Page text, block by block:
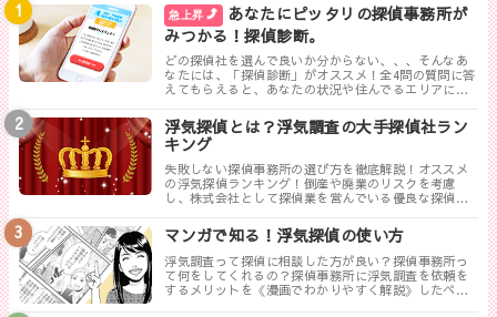
急上昇
あなたにピッタリの探偵事務所が
みつかる！探偵診断。
どの探偵社を選んで良いか分からない、、、そんなあ
なたには、「探偵診断」がオススメ！全4問の質問に答
えてもらえると、あなたの状況や住んでるエリアに対
つけることができます。
浮気探偵とは？浮気調査の大手探偵社ラン
キング
失敗しない探偵事務所の選び方を徹底解説！オススメ
の浮気探偵ランキング！倒産や廃業のリスクを考慮
し、株式会社として探偵業を営んでいる優良な探偵事
らに高い調査力が評判の探偵事務所を厳選しました。
マンガで知る！浮気探偵の使い方
浮気調査って探偵に相談した方が良い？探偵事務所っ
て何をしてくれるの？探偵事務所に浮気調査を依頼を
するメリットを《漫画でわかりやすく解説》したペー